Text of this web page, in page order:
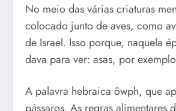
No meio das várias criaturas
colocado junto de aves, como
de Israel. Isso porque, naquela
dava para ver: asas, por
A palavra hebraica ôwph, que